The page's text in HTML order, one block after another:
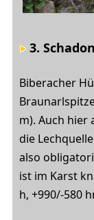
3.
Biberacher
m). Auch
die
also
ist im Karst
h, +990/-580